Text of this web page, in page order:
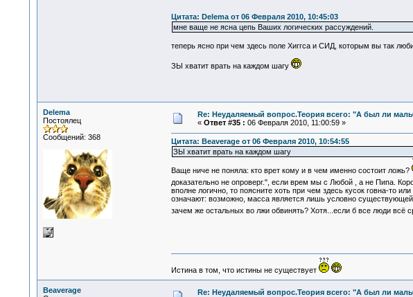
Цитата: Delema от 06 Февраля 2010, 10:45:03
мне ваще не ясна цепь Ваших логических рассуждений.
теперь ясно при чем здесь поле Хиггса и СИД, которым вы так
ЗЫ хватит врать на каждом шагу
Delema
Постоялец
Сообщений: 368
Re: Неудаляемый вопрос.Теория всего: "А был ли
« Ответ #35 : 06 Февраля 2010, 11:00:59 »
Цитата: Beaverage от 06 Февраля 2010, 10:54:55
ЗЫ хватит врать на каждом шагу
Ваще ниче не поняла: кто врет кому и в чем именно состоит ложь?
доказательно не опроверг.", если врем мы с Любой , а не Пипа.
вполне логично, то поясните хоть при чем здесь кусок говна-то
означают: возможно, масса является лишь условно
зачем же остальных во лжи обвинять? Хотя...если б все люди всё
Истина в том, что истины не существует
Beaverage
Re: Неудаляемый вопрос.Теория всего: "А был ли